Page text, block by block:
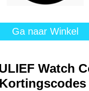
Ga naar Winkel
Watch
Kortingscodes